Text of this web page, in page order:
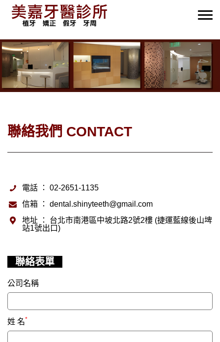
聯絡我們 CONTACT
電話 ： 02-2651-1135
信箱 ： dental.shinyteeth@gmail.com
地址 ： 台北市南港區中坡北路2號2樓 (捷運藍線後山埤
站1號出口)
聯絡表單
公司名稱
姓 名*